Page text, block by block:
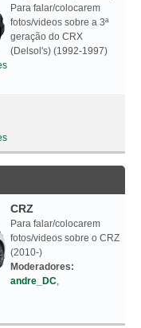
Para falar/colocarem
fotos/videos sobre a 3ª
geração do CRX
(Delsol's) (1992-1997)
CRZ
Para falar/colocarem
fotos/videos sobre o CRZ
(2010-)
Moderadores:
andre_DC,